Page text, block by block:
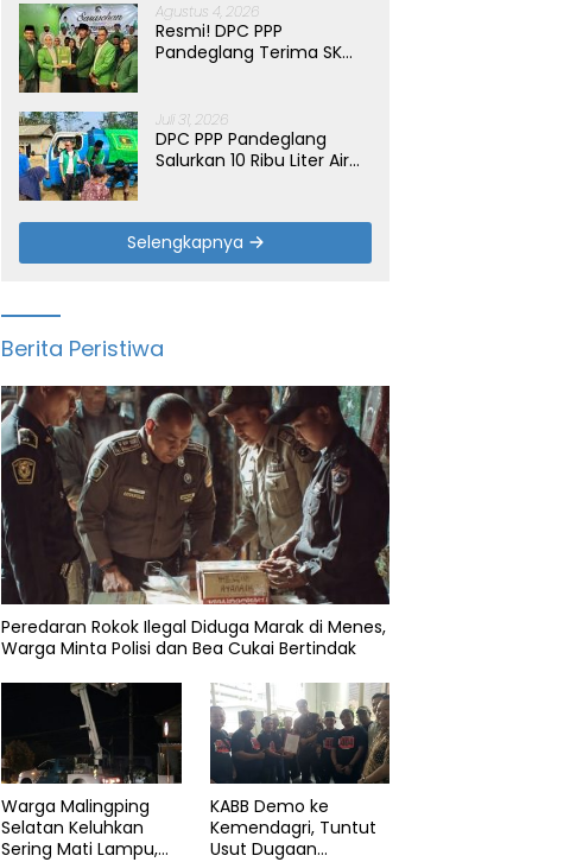
Agustus 4, 2026
Resmi! DPC PPP
Pandeglang Terima SK
Juli 31, 2026
DPC PPP Pandeglang
Salurkan 10 Ribu Liter Air
Patia
Selengkapnya
Berita Peristiwa
Peredaran Rokok Ilegal Diduga Marak di Menes,
Warga Minta Polisi dan Bea Cukai Bertindak
Warga Malingping
Selatan Keluhkan
Sering Mati Lampu,
KABB Demo ke
Kemendagri, Tuntut
Usut Dugaan